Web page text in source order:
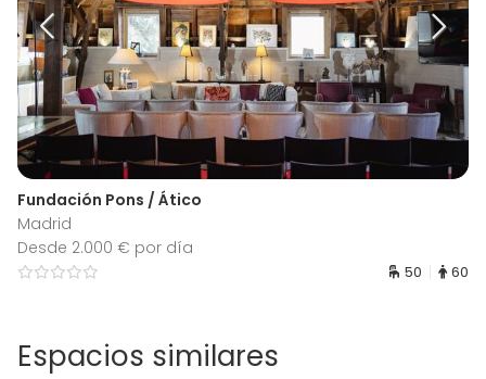
Fundación Pons / Ático
Madrid
Desde 2.000 € por día
50 60
Espacios similares